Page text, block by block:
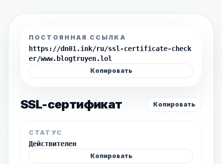
ПОСТОЯННАЯ ССЫЛКА
https://dn01.ink/ru/ssl-certificate-check
er/www.blogtruyen.lol
Копировать
SSL-сертификат Копировать
СТАТУС
Действителен
Копировать